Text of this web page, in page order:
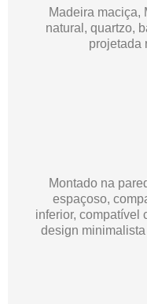
Madeira maciça,
natural, quartzo,
projetada
Montado na
espaçoso,
inferior, compatível
design